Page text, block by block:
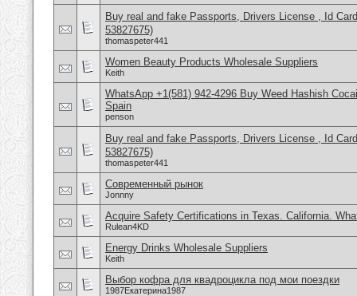
Buy real and fake Passports, Drivers License , Id
53827675)
thomaspeter441
Women Beauty Products Wholesale Suppliers
Keith
WhatsApp +1(581) 942-4296 Buy Weed Hashish
Spain
penson
Buy real and fake Passports, Drivers License , Id
53827675)
thomaspeter441
Современный рынок
Jonnny
Acquire Safety Certifications in Texas. California.
Rulean4KD
Energy Drinks Wholesale Suppliers
Keith
Выбор кофра для квадроцикла под мои поездки
1987Екатерина1987